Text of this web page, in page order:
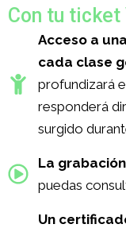
Con tu ticket
Acceso a
cada clase
profundizará
responderá
surgido
La
puedas
Un